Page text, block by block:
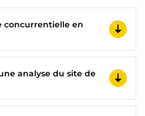
concurrentielle en
analyse du site de